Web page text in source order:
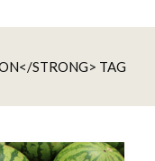
STRONG> TAG